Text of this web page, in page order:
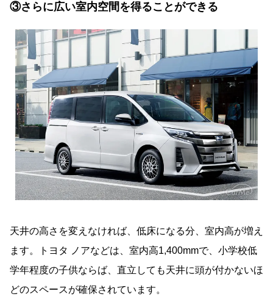
③さらに広い室内空間を得ることができる
天井の高さを変えなければ、低床になる分、室内高が増え
ます。トヨタ ノアなどは、室内高1,400mmで、小学校低
学年程度の子供ならば、直立しても天井に頭が付かないほ
どのスペースが確保されています。